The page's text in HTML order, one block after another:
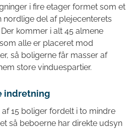
i fire etager formet som et
del af plejecenterets
kommer i alt 45 almene
alle er placeret mod
så boligerne får masser af
store vinduespartier.
indretning
15 boliger fordelt i to mindre
så beboerne har direkte udsyn